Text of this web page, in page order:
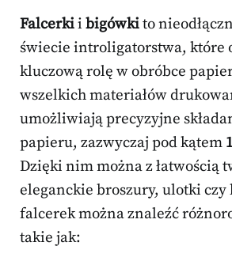
Falcerkii bigówkito
świecie introligatorstwa, które
kluczową rolę w obróbce
wszelkich materiałów
umożliwiają precyzyjne
papieru, zazwyczaj pod kątem
Dzięki nim można z łatwością
eleganckie broszury, ulotki czy
falcerek można znaleźć
takie jak: